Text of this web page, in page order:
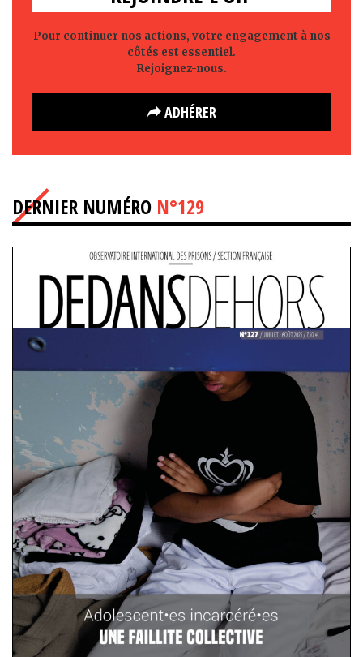
Pour continuer nos actions, votre engagement à nos
côtés est essentiel.
Rejoignez-nous.
ADHÉRER
DERNIER NUMÉRO N°129